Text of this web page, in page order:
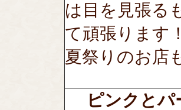
は目を見張る
て頑張ります
夏祭りのお店
ピンクとパ